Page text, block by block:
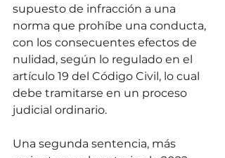
supuesto de infracción a una
norma que prohíbe una conducta,
con los consecuentes efectos de
nulidad, según lo regulado en el
artículo 19 del Código Civil, lo cual
debe tramitarse en un proceso
judicial ordinario.
Una segunda sentencia, más